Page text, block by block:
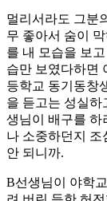
멀리서라도 그분
무 좋아서 숨이
를 내 모습을 보
습만 보였다하면
등학교 동기동창
을 듣고는 성실하
생님이 배구를 하
나 소중하던지 조
안 되니까.
B선생님이 야학